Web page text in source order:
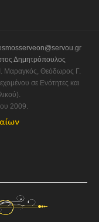
Δημητρόπουλος
Μαραγκός, Θεόδωρος Γ.
σε Ενότητες και
2009.